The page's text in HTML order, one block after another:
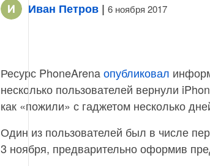
Иван Петров | 6 ноября 2017
Ресурс PhoneArenaопубликовал
несколько пользователей вернули
как «пожили» с гаджетом несколько
Один из пользователей был в числе
3 ноября, предварительно оформив